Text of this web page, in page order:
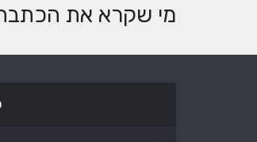
מי שקרא את